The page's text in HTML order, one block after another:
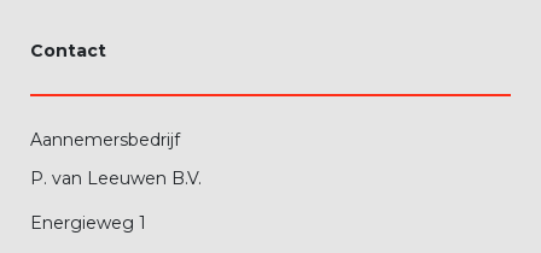
Contact
Aannemersbedrijf
P. van Leeuwen B.V.
Energieweg 1